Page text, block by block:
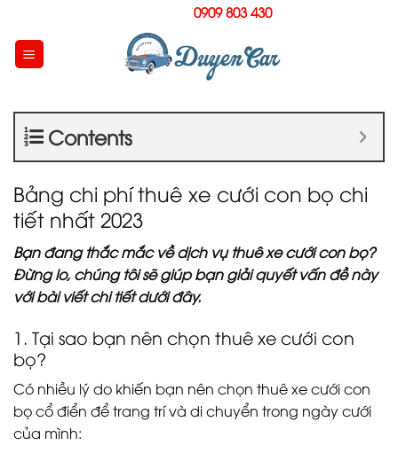
content
0909 803 430
Contents
Bảng chi phí thuê xe cưới con bọ chi
tiết nhất 2023
Bạn đang thắc mắc về dịch vụthuê xe cưới con bọ?
Đừng lo, chúng tôi sẽ giúp bạn giải quyết vấn đề này
với bài viết chi tiết dưới đây.
1. Tại sao bạn nên chọn thuê xe cưới con
bọ?
Có nhiều lý do khiến bạn nên chọn thuê xe cưới con
bọ cổ điển để trang trí và di chuyển trong ngày cưới
của mình: